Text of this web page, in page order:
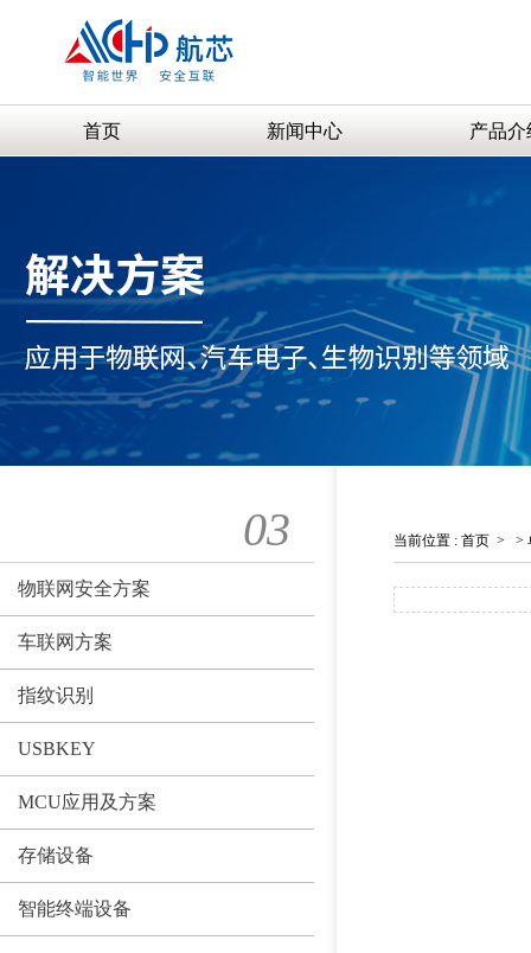
首页 新闻中心 产品介
03
物联网安全方案
车联网方案
指纹识别
USBKEY
MCU应用及方案
存储设备
智能终端设备
当前位置 : 首页 > >